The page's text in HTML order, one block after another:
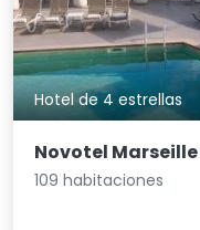
Hotel de 4 estrellas
Novotel
109 habitaciones